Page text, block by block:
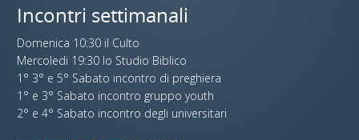
Incontri settimanali
Domenica 10:30 il Culto
Mercoledi 19:30 lo Studio Biblico
1° 3° e 5° Sabato incontro di preghiera
1° e 3° Sabato incontro gruppo youth
2° e 4° Sabato incontro degli universitari